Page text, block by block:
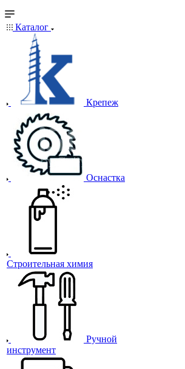
Каталог
Крепеж
Оснастка
Строительная химия
Ручной
инструмент